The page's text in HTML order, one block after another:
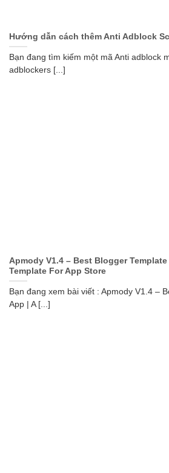
Hướng dẫn cách thêm Anti Adblock
Bạn đang tìm kiếm một mã Anti adblock
adblockers [...]
Apmody V1.4 – Best Blogger Template
Template For App Store
Bạn đang xem bài viết : Apmody V1.4 –
App | A [...]